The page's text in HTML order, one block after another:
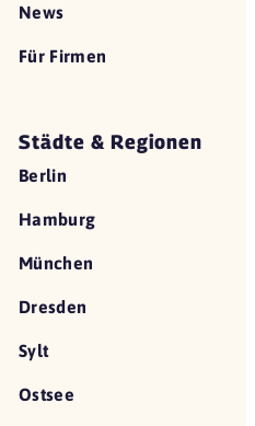
News
Für Firmen
Städte & Regionen
Berlin
Hamburg
München
Dresden
Sylt
Ostsee